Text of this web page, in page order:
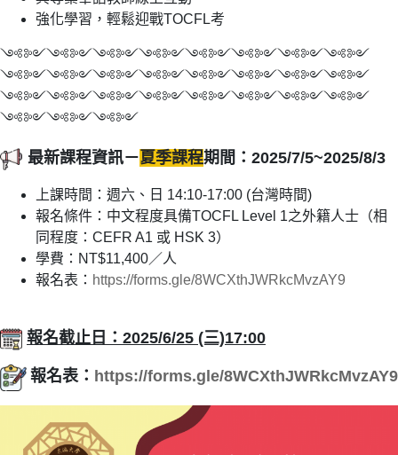
強化學習，輕鬆迎戰TOCFL考
༺༻༺༻༺༻༺༻༺༻༺༻༺༻༺༻
༺༻༺༻༺༻༺༻༺༻༺༻༺༻༺༻
༺༻༺༻༺༻༺༻༺༻༺༻༺༻༺༻
༺༻༺༻༺༻
最新課程資訊－夏季課程期間：2025/7/5~2025/8/3
上課時間：週六、日 14:10-17:00 (台灣時間)
報名條件：中文程度具備TOCFL Level 1之外籍人士（相
同程度：CEFR A1 或 HSK 3）
學費：NT$11,400／人
報名表： https://forms.gle/8WCXthJWRkcMvzAY9
報名截止日：2025/6/25 (三)17:00
報名表： https://forms.gle/8WCXthJWRkcMvzAY9